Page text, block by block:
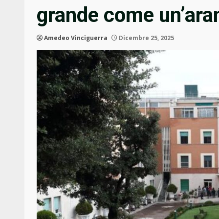
grande come
Amedeo Vinciguerra Dicembre 25, 2025